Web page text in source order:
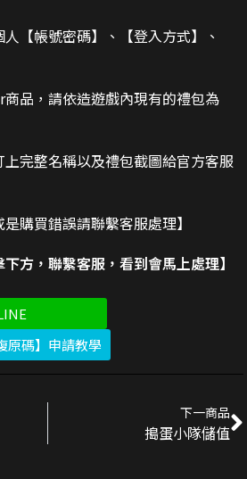
【帳號密碼】、【登入方式】、
商品，請依造遊戲內現有的禮包為
上完整名稱以及禮包截圖給官方客服
購買錯誤請聯繫客服處理】
方，聯繫客服，看到會馬上處理】
原碼】申請教學
下一商品
搗蛋小隊儲值